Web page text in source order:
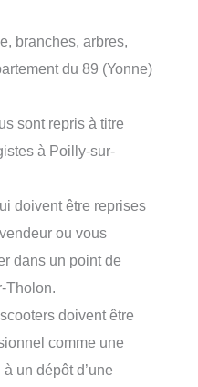
branches, arbres,
du 89 (Yonne)
sont repris à titre
à Poilly-sur-
doivent être reprises
ou vous
dans un point de
Tholon.
doivent être
comme une
un dépôt d’une